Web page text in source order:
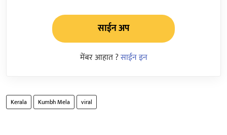
साईन अप
मेंबर आहात ?साईन इन
Kerala Kumbh Mela viral